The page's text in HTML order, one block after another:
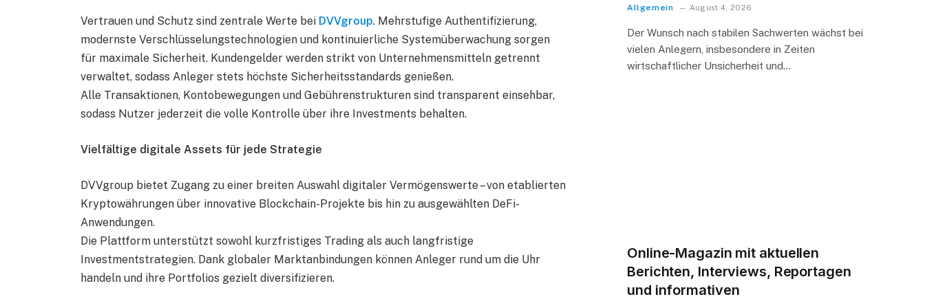
Vertrauen und Schutz sind zentrale Werte bei DVVgroup. Mehrstufige Authentifizierung,
modernste Verschlüsselungstechnologien und kontinuierliche Systemüberwachung sorgen
für maximale Sicherheit. Kundengelder werden strikt von Unternehmensmitteln getrennt
verwaltet, sodass Anleger stets höchste Sicherheitsstandards genießen.
Alle Transaktionen, Kontobewegungen und Gebührenstrukturen sind transparent einsehbar,
sodass Nutzer jederzeit die volle Kontrolle über ihre Investments behalten.
Vielfältige digitale Assets für jede Strategie
DVVgroup bietet Zugang zu einer breiten Auswahl digitaler Vermögenswerte – von etablierten
Kryptowährungen über innovative Blockchain-Projekte bis hin zu ausgewählten DeFi-
Anwendungen.
Die Plattform unterstützt sowohl kurzfristiges Trading als auch langfristige
Investmentstrategien. Dank globaler Marktanbindungen können Anleger rund um die Uhr
handeln und ihre Portfolios gezielt diversifizieren.
Allgemein August 4, 2026
Der Wunsch nach stabilen Sachwerten wächst bei
vielen Anlegern, insbesondere in Zeiten
wirtschaftlicher Unsicherheit und…
Online-Magazin mit aktuellen
Berichten, Interviews, Reportagen
und informativen